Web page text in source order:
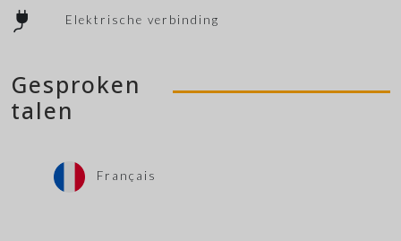
Elektrische verbinding
Gesproken
talen
Français